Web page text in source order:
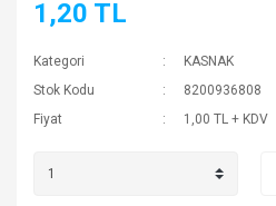
1,20 TL
Kategori
KASNAK
Stok Kodu
8200936808
Fiyat
1,00 TL + KDV